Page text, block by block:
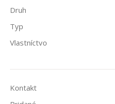
Druh
Typ
Vlastníctvo
Kontakt